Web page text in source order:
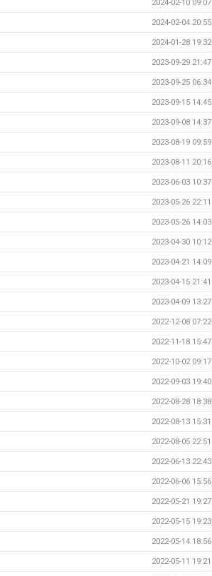
2024-02-10 09:07
2024-02-04 20:55
2024-01-28 19:32
2023-09-29 21:47
2023-09-25 06:34
2023-09-15 14:45
2023-09-08 14:37
2023-08-19 09:59
2023-08-11 20:16
2023-06-03 10:37
2023-05-26 22:11
2023-05-26 14:03
2023-04-30 10:12
2023-04-21 14:09
2023-04-15 21:41
2023-04-09 13:27
2022-12-08 07:22
2022-11-18 15:47
2022-10-02 09:17
2022-09-03 19:40
2022-08-28 18:38
2022-08-13 15:31
2022-08-05 22:51
2022-06-13 22:43
2022-06-06 15:56
2022-05-21 19:27
2022-05-15 19:23
2022-05-14 18:56
2022-05-11 19:21